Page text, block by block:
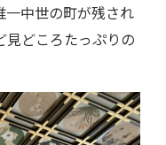
一中世の町が残され
見どころたっぷりの